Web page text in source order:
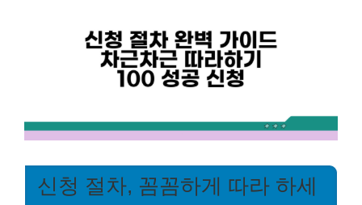
신청 절차, 꼼꼼하게 따라 하세